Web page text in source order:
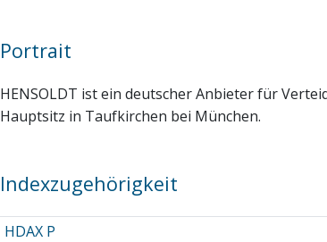
Portrait
HENSOLDT ist ein deutscher Anbieter für
Hauptsitz in Taufkirchen bei München.
Indexzugehörigkeit
HDAX P